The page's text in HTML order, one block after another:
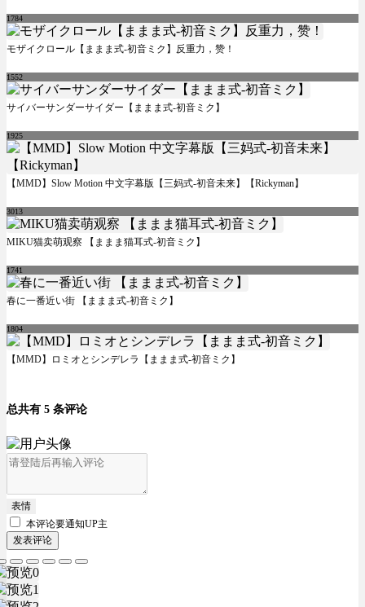
1784
モザイクロール【ままま式-初音ミク】反重力，赞！
1552
サイバーサンダーサイダー【ままま式-初音ミク】
1925
【MMD】Slow Motion 中文字幕版【三妈式-初音未来】【Rickyman】
3013
MIKU猫卖萌观察 【ままま猫耳式-初音ミク】
1741
春に一番近い街 【ままま式-初音ミク】
1804
【MMD】ロミオとシンデレラ【ままま式-初音ミク】
总共有 5 条评论
表情
本评论要通知UP主
发表评论